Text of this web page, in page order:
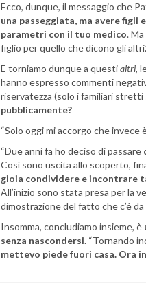
Ecco, dunque, il messaggio che
una passeggiata, ma avere figli
parametri con il tuo medico.
figlio per quello che dicono gli
E torniamo dunque a questialtri,
hanno espresso commenti
riservatezza (solo i familiari stretti
pubblicamente?
“Solo oggi mi accorgo che
“Due anni fa ho deciso di passare
Così sono uscita allo scoperto,
gioia condividere e incontrare
All’inizio sono stata presa per la
dimostrazione del fatto che c’è
Insomma, concludiamo insieme, è
senza nascondersi. “Tornando
mettevo piede fuori casa. Ora